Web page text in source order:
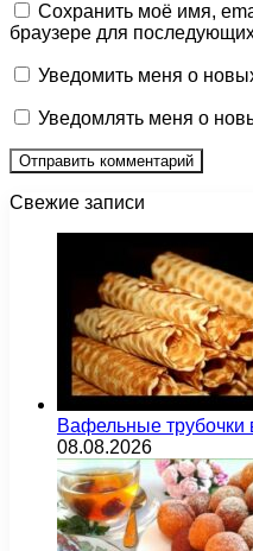
Сохранить моё имя,
браузере для
Уведомить меня о
Уведомлять меня о
Свежие записи
Вафельные трубочки
08.08.2026